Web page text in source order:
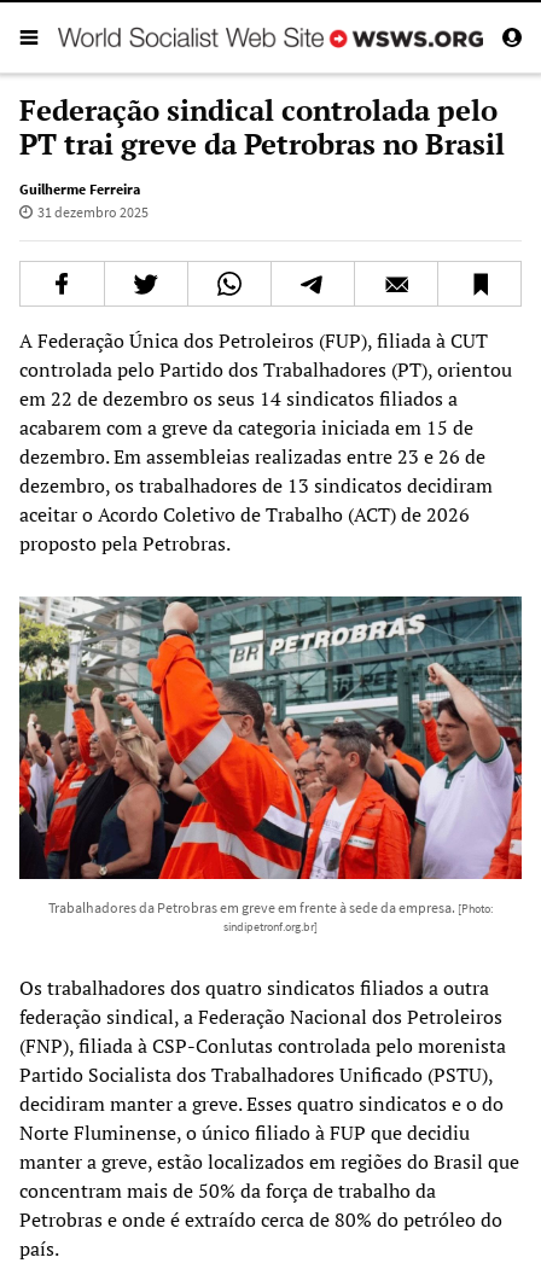
Federação sindical controlada pelo
PT trai greve da Petrobras no Brasil
Guilherme Ferreira
31 dezembro 2025
A Federação Única dos Petroleiros (FUP), filiada à CUT
controlada pelo Partido dos Trabalhadores (PT), orientou
em 22 de dezembro os seus 14 sindicatos filiados a
acabarem com a greve da categoria iniciada em 15 de
dezembro. Em assembleias realizadas entre 23 e 26 de
dezembro, os trabalhadores de 13 sindicatos decidiram
aceitar o Acordo Coletivo de Trabalho (ACT) de 2026
proposto pela Petrobras.
Trabalhadores da Petrobras em greve em frente à sede da empresa. [Photo:
sindipetronf.org.br]
Os trabalhadores dos quatro sindicatos filiados a outra
federação sindical, a Federação Nacional dos Petroleiros
(FNP), filiada à CSP-Conlutas controlada pelo morenista
Partido Socialista dos Trabalhadores Unificado (PSTU),
decidiram manter a greve. Esses quatro sindicatos e o do
Norte Fluminense, o único filiado à FUP que decidiu
manter a greve, estão localizados em regiões do Brasil que
concentram mais de 50% da força de trabalho da
Petrobras e onde é extraído cerca de 80% do petróleo do
país.